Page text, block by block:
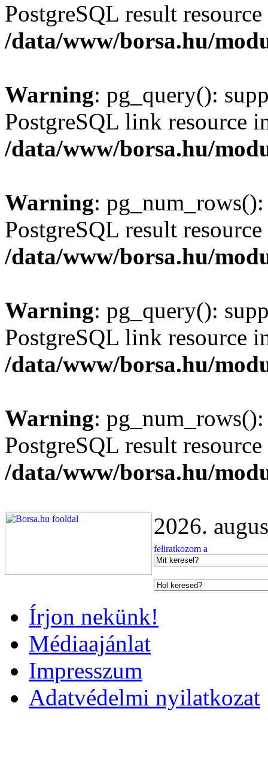
PostgreSQL result
/data/www/borsa.hu/
Warning: pg_query():
PostgreSQL link resource
/data/www/borsa.hu/
Warning:
PostgreSQL result
/data/www/borsa.hu/
Warning: pg_query():
PostgreSQL link resource
/data/www/borsa.hu/
Warning:
PostgreSQL result
/data/www/borsa.hu/
2026.
Írjon nekünk!
Médiaajánlat
Impresszum
Adatvédelmi nyilatkozat